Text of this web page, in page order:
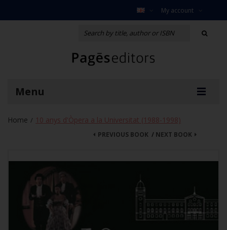
My account
Menu
Home / 10 anys d'Òpera a la Universitat (1988-1998)
NEXT BOOK
PREVIOUS BOOK /